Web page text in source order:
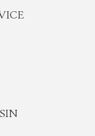
i Goodie-appen